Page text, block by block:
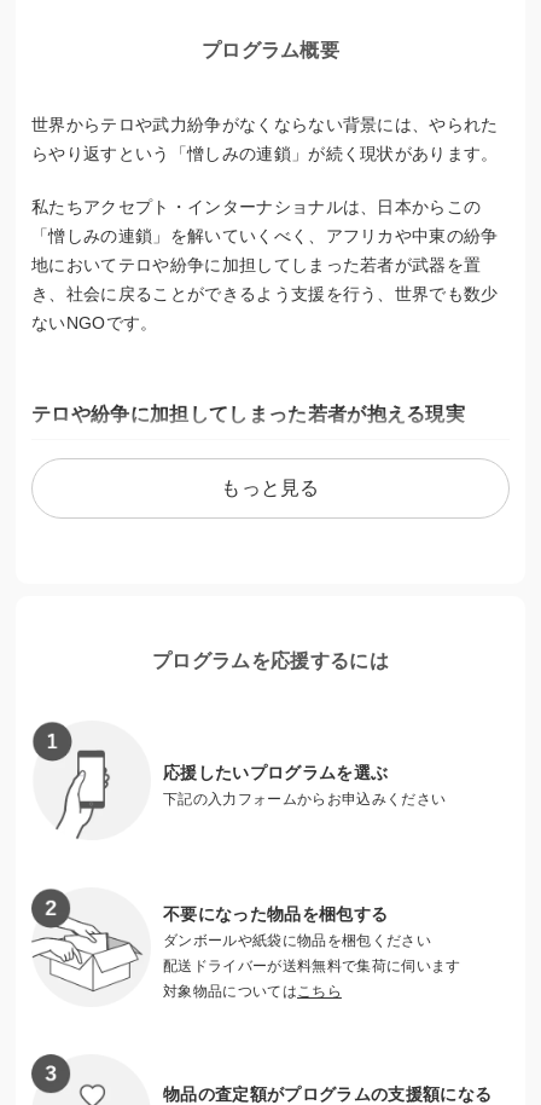
プログラム概要
世界からテロや武力紛争がなくならない背景には、やられた
らやり返すという「憎しみの連鎖」が続く現状があります。
私たちアクセプト・インターナショナルは、日本からこの
「憎しみの連鎖」を解いていくべく、アフリカや中東の紛争
地においてテロや紛争に加担してしまった若者が武器を置
き、社会に戻ることができるよう支援を行う、世界でも数少
ないNGOです。
テロや紛争に加担してしまった若者が抱える現実
私たちが活動を行うアフリカのソマリアや中東のイエメンと
いった紛争地では、若者たちが親族や友人を失ったことで生
このような背景から武装組織に一度加入してしまった若者た
ちが、組織を離れて社会に戻ることは非常に困難であり、た
立の難しさに直面しています。
もっと見る
プログラムを応援するには
応援したいプログラムを選ぶ
下記の入力フォームからお申込みください
不要になった物品を梱包する
ダンボールや紙袋に物品を梱包ください
配送ドライバーが送料無料で集荷に伺います
対象物品については こちら
物品の査定額がプログラムの支援額になる